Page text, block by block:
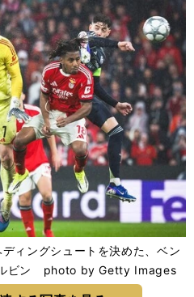
ィングシュートを決めた、ベン
ルビン photo by Getty Images